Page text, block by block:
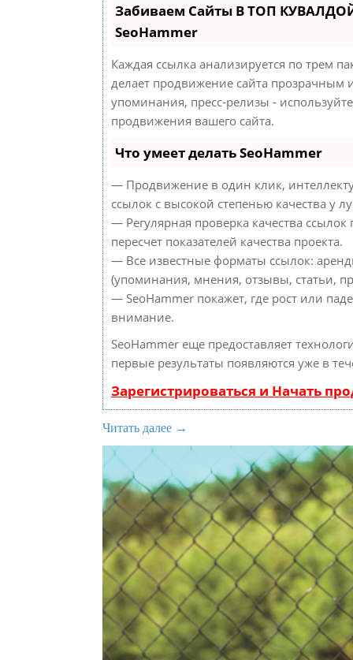
Забиваем Сайты В ТОП
SeoHammer
Каждая ссылка анализируется по трем
делает продвижение сайта прозрачным
упоминания, пресс-релизы -
продвижения вашего сайта.
Что умеет делать SeoHammer
— Продвижение в один клик,
ссылок с высокой степенью качества у
— Регулярная проверка качества
пересчет показателей качества проекта.
— Все известные форматы ссылок:
(упоминания, мнения, отзывы, статьи,
— SeoHammer покажет, где рост или
внимание.
SeoHammer еще предоставляет
первые результаты появляются уже в
Зарегистрироваться и Начать
Читать далее →